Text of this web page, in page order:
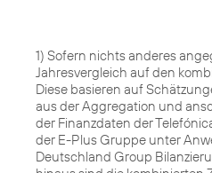
1) Sofern nichts anderes
Jahresvergleich auf den
Diese basieren auf
aus der Aggregation und
der Finanzdaten der
der E-Plus Gruppe unter
Deutschland Group